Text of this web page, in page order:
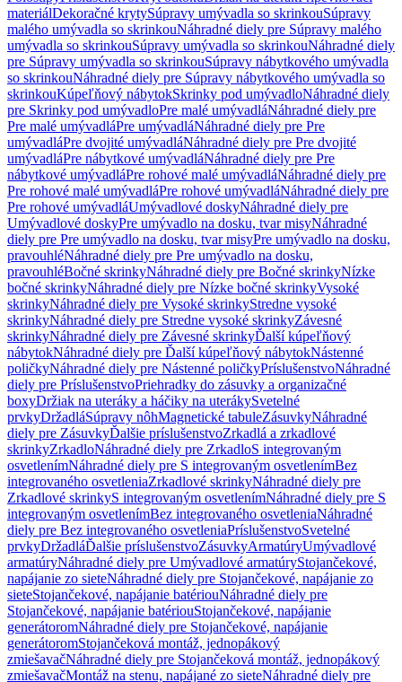
materiálDekoračné krytySúpravy umývadla so skrinkouSúpravy
malého umývadla so skrinkouNáhradné diely pre Súpravy malého
umývadla so skrinkouSúpravy umývadla so skrinkouNáhradné diely
pre Súpravy umývadla so skrinkouSúpravy nábytkového umývadla
so skrinkouNáhradné diely pre Súpravy nábytkového umývadla so
skrinkouKúpeľňový nábytokSkrinky pod umývadloNáhradné diely
pre Skrinky pod umývadloPre malé umývadláNáhradné diely pre
Pre malé umývadláPre umývadláNáhradné diely pre Pre
umývadláPre dvojité umývadláNáhradné diely pre Pre dvojité
umývadláPre nábytkové umývadláNáhradné diely pre Pre
nábytkové umývadláPre rohové malé umývadláNáhradné diely pre
Pre rohové malé umývadláPre rohové umývadláNáhradné diely pre
Pre rohové umývadláUmývadlové doskyNáhradné diely pre
Umývadlové doskyPre umývadlo na dosku, tvar misyNáhradné
diely pre Pre umývadlo na dosku, tvar misyPre umývadlo na dosku,
pravouhléNáhradné diely pre Pre umývadlo na dosku,
pravouhléBočné skrinkyNáhradné diely pre Bočné skrinkyNízke
bočné skrinkyNáhradné diely pre Nízke bočné skrinkyVysoké
skrinkyNáhradné diely pre Vysoké skrinkyStredne vysoké
skrinkyNáhradné diely pre Stredne vysoké skrinkyZávesné
skrinkyNáhradné diely pre Závesné skrinkyĎalší kúpeľňový
nábytokNáhradné diely pre Ďalší kúpeľňový nábytokNástenné
poličkyNáhradné diely pre Nástenné poličkyPríslušenstvoNáhradné
diely pre PríslušenstvoPriehradky do zásuvky a organizačné
boxyDržiak na uteráky a háčiky na uterákySvetelné
prvkyDržadláSúpravy nôhMagnetické tabuleZásuvkyNáhradné
diely pre ZásuvkyĎalšie príslušenstvoZrkadlá a zrkadlové
skrinkyZrkadloNáhradné diely pre ZrkadloS integrovaným
osvetlenímNáhradné diely pre S integrovaným osvetlenímBez
integrovaného osvetleniaZrkadlové skrinkyNáhradné diely pre
Zrkadlové skrinkyS integrovaným osvetlenímNáhradné diely pre S
integrovaným osvetlenímBez integrovaného osvetleniaNáhradné
diely pre Bez integrovaného osvetleniaPríslušenstvoSvetelné
prvkyDržadláĎalšie príslušenstvoZásuvkyArmatúryUmývadlové
armatúryNáhradné diely pre Umývadlové armatúryStojančekové,
napájanie zo sieteNáhradné diely pre Stojančekové, napájanie zo
sieteStojančekové, napájanie batériouNáhradné diely pre
Stojančekové, napájanie batériouStojančekové, napájanie
generátoromNáhradné diely pre Stojančekové, napájanie
generátoromStojančeková montáž, jednopákový
zmiešavačNáhradné diely pre Stojančeková montáž, jednopákový
zmiešavačMontáž na stenu, napájané zo sieteNáhradné diely pre